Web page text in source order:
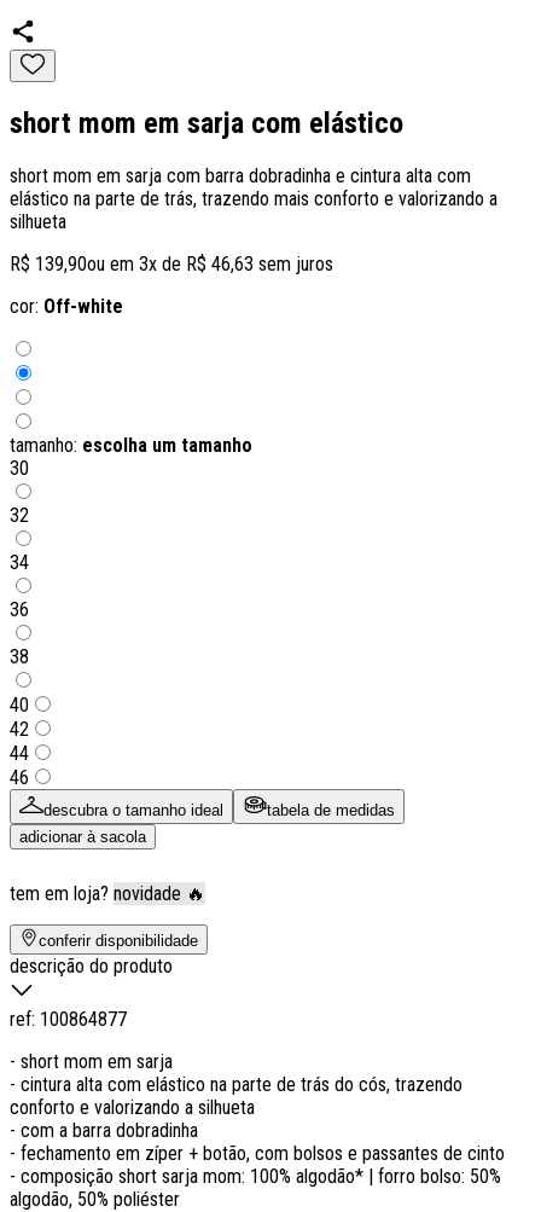
short mom em sarja com elástico
short mom em sarja com barra dobradinha e cintura alta com
elástico na parte de trás, trazendo mais conforto e valorizando a
silhueta
R$ 139,90ou em 3x de R$ 46,63 sem juros
cor: Off-white
tamanho: escolha um tamanho
30
32
34
36
38
40
42
44
46
descubra o tamanho ideal
tabela de medidas
adicionar à sacola
tem em loja? novidade 🔥
conferir disponibilidade
descrição do produto
ref: 100864877
- short mom em sarja
- cintura alta com elástico na parte de trás do cós, trazendo
conforto e valorizando a silhueta
- com a barra dobradinha
- fechamento em zíper + botão, com bolsos e passantes de cinto
- composição short sarja mom: 100% algodão* | forro bolso: 50%
algodão, 50% poliéster